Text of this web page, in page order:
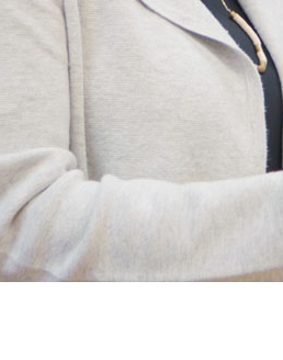
info@globalstudies.com.uy